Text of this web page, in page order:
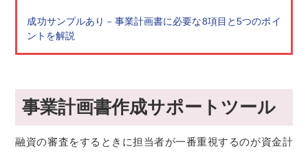
成功サンプルあり－事業計画書に必要な8項目と5つのポイ
ントを解説
事業計画書作成サポートツール
融資の審査をするときに担当者が一番重視するのが資金計